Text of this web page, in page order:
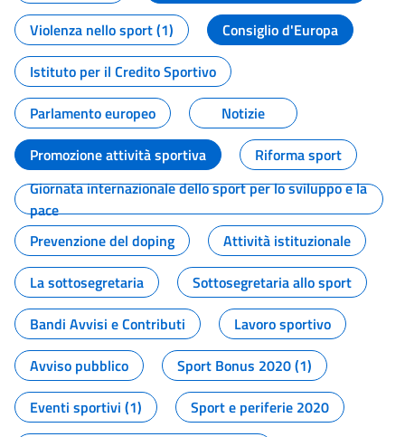
Violenza nello sport (1)
Consiglio d'Europa
Istituto per il Credito Sportivo
Parlamento europeo
Notizie
Promozione attività sportiva
Riforma sport
Giornata internazionale dello sport per lo sviluppo e la
pace
Prevenzione del doping
Attività istituzionale
La sottosegretaria
Sottosegretaria allo sport
Bandi Avvisi e Contributi
Lavoro sportivo
Avviso pubblico
Sport Bonus 2020 (1)
Eventi sportivi (1)
Sport e periferie 2020